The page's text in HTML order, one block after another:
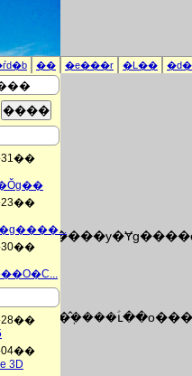
�� �e���r �L��
3D